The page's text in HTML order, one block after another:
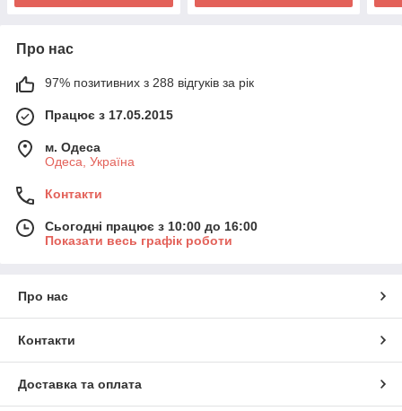
Про нас
97% позитивних з 288 відгуків за рік
Працює з 17.05.2015
м. Одеса
Одеса, Україна
Контакти
Сьогодні працює з 10:00 до 16:00
Показати весь графік роботи
Про нас
Контакти
Доставка та оплата